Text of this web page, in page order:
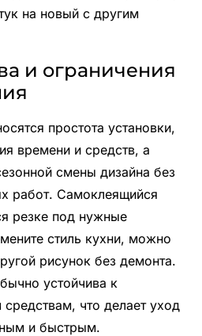
на новый с другим
и ограничения
простота установки,
времени и средств, а
смены дизайна без
работ. Самоклеящийся
резке под нужные
стиль кухни, можно
рисунок без демонта.
устойчива к
что делает уход
и быстрым.